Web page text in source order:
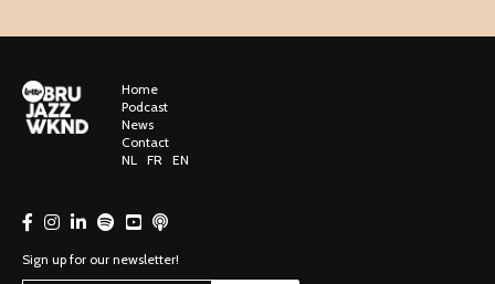
Home
Podcast
News
Contact
NL FR EN
Sign up for our newsletter!